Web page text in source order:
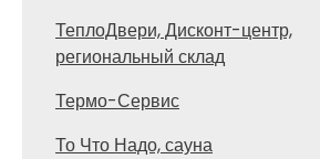
ТеплоДвери, Дисконт-центр,
региональный склад
Термо-Сервис
То Что Надо, сауна